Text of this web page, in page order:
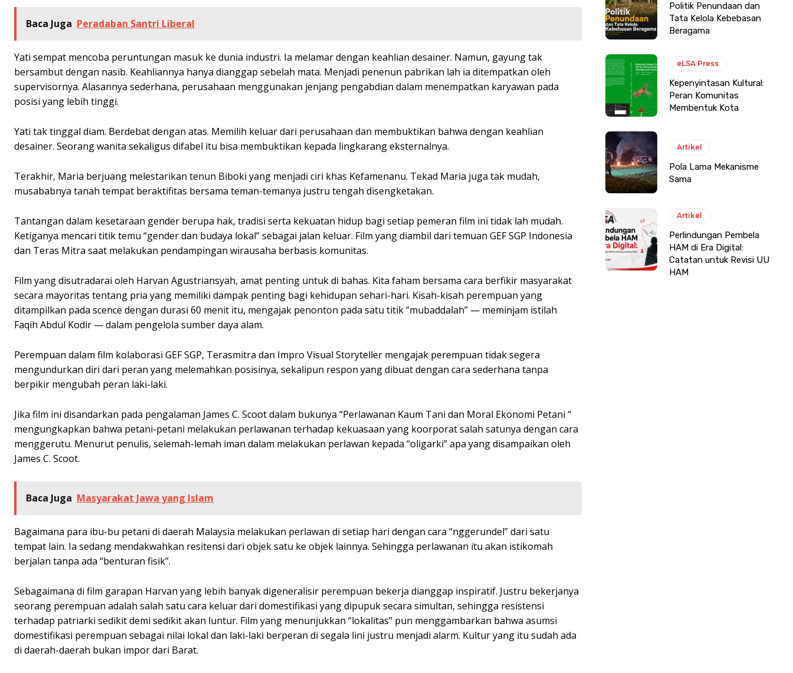
Baca Juga Peradaban Santri Liberal
Yati sempat mencoba peruntungan masuk ke dunia industri. Ia melamar dengan keahlian desainer. Namun, gayung tak
bersambut dengan nasib. Keahliannya hanya dianggap sebelah mata. Menjadi penenun pabrikan lah ia ditempatkan oleh
supervisornya. Alasannya sederhana, perusahaan menggunakan jenjang pengabdian dalam menempatkan karyawan pada
posisi yang lebih tinggi.
Yati tak tinggal diam. Berdebat dengan atas. Memilih keluar dari perusahaan dan membuktikan bahwa dengan keahlian
desainer. Seorang wanita sekaligus difabel itu bisa membuktikan kepada lingkarang eksternalnya.
Terakhir, Maria berjuang melestarikan tenun Biboki yang menjadi ciri khas Kefamenanu. Tekad Maria juga tak mudah,
musababnya tanah tempat beraktifitas bersama teman-temanya justru tengah disengketakan.
Tantangan dalam kesetaraan gender berupa hak, tradisi serta kekuatan hidup bagi setiap pemeran film ini tidak lah mudah.
Ketiganya mencari titik temu “gender dan budaya lokal” sebagai jalan keluar. Film yang diambil dari temuan GEF SGP Indonesia
dan Teras Mitra saat melakukan pendampingan wirausaha berbasis komunitas.
Film yang disutradarai oleh Harvan Agustriansyah, amat penting untuk di bahas. Kita faham bersama cara berfikir masyarakat
secara mayoritas tentang pria yang memiliki dampak penting bagi kehidupan sehari-hari. Kisah-kisah perempuan yang
ditampilkan pada scence dengan durasi 60 menit itu, mengajak penonton pada satu titik “mubaddalah” — meminjam istilah
Faqih Abdul Kodir — dalam pengelola sumber daya alam.
Perempuan dalam film kolaborasi GEF SGP, Terasmitra dan Impro Visual Storyteller mengajak perempuan tidak segera
mengundurkan diri dari peran yang melemahkan posisinya, sekalipun respon yang dibuat dengan cara sederhana tanpa
berpikir mengubah peran laki-laki.
Jika film ini disandarkan pada pengalaman James C. Scoot dalam bukunya “Perlawanan Kaum Tani dan Moral Ekonomi Petani “
mengungkapkan bahwa petani-petani melakukan perlawanan terhadap kekuasaan yang koorporat salah satunya dengan cara
menggerutu. Menurut penulis, selemah-lemah iman dalam melakukan perlawan kepada “oligarki” apa yang disampaikan oleh
James C. Scoot.
Baca Juga Masyarakat Jawa yang Islam
Bagaimana para ibu-bu petani di daerah Malaysia melakukan perlawan di setiap hari dengan cara “nggerundel” dari satu
tempat lain. Ia sedang mendakwahkan resitensi dari objek satu ke objek lainnya. Sehingga perlawanan itu akan istikomah
berjalan tanpa ada “benturan fisik”.
Sebagaimana di film garapan Harvan yang lebih banyak digeneralisir perempuan bekerja dianggap inspiratif. Justru bekerjanya
seorang perempuan adalah salah satu cara keluar dari domestifikasi yang dipupuk secara simultan, sehingga resistensi
terhadap patriarki sedikit demi sedikit akan luntur. Film yang menunjukkan “lokalitas” pun menggambarkan bahwa asumsi
domestifikasi perempuan sebagai nilai lokal dan laki-laki berperan di segala lini justru menjadi alarm. Kultur yang itu sudah ada
di daerah-daerah bukan impor dari Barat.
Politik Penundaan dan
Tata Kelola Kebebasan
Beragama
eLSA Press
Kepenyintasan Kultural:
Peran Komunitas
Membentuk Kota
Artikel
Pola Lama Mekanisme
Sama
Artikel
Perlindungan Pembela
HAM di Era Digital:
Catatan untuk Revisi UU
HAM